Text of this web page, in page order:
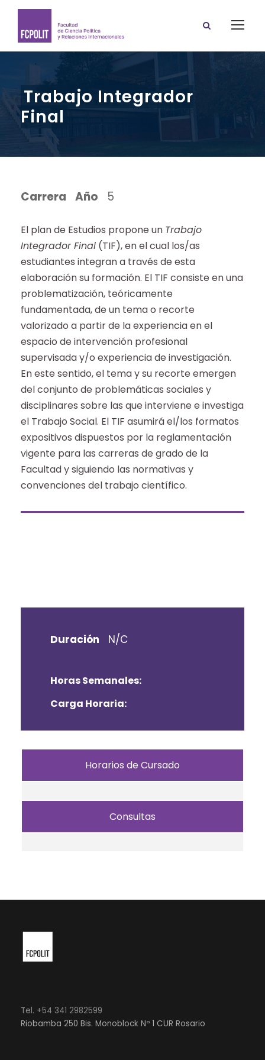
Trabajo Integrador
Final
Carrera Año 5
El plan de Estudios propone un Trabajo
Integrador Final (TIF), en el cual los/as
estudiantes integran a través de esta
elaboración su formación. El TIF consiste en una
problematización, teóricamente
fundamentada, de un tema o recorte
valorizado a partir de la experiencia en el
espacio de intervención profesional
supervisada y/o experiencia de investigación.
En este sentido, el tema y su recorte emergen
del conjunto de problemáticas sociales y
disciplinares sobre las que interviene e investiga
el Trabajo Social. El TIF asumirá el/los formatos
expositivos dispuestos por la reglamentación
vigente para las carreras de grado de la
Facultad y siguiendo las normativas y
convenciones del trabajo científico.
Duración N/C
Horas Semanales:
Carga Horaria:
Horarios de Cursado
Consultas
Tel. +54 341 2982599
Riobamba 250 Bis. Monoblock Nº 1 CUR Rosario